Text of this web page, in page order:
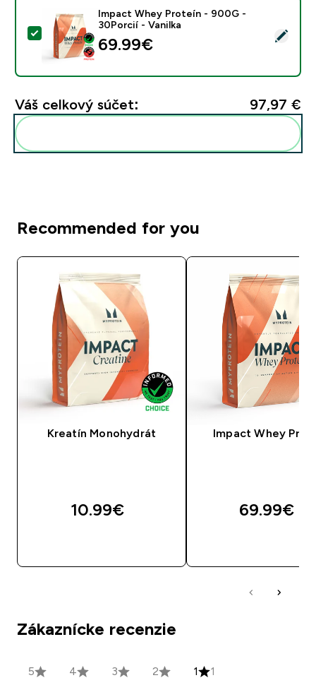
Vybrať tento produkt - Impact Whey Proteín - 900G
Impact Whey Proteín - 900G -
30Porcií - Vanilka
69.99€‎
Váš celkový súčet: 97,97 €‎
Recommended for you
Kreatín Monohydrát
10.99€‎
Impact Whey
69.99€‎
Zákaznícke recenzie
5 4 3 2 1 1